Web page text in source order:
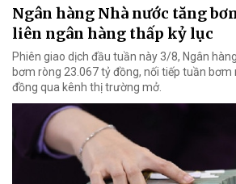
Ngân hàng Nhà nước tăng
liên ngân hàng thấp kỷ lục
Phiên giao dịch đầu tuần này 3/8, Ngân
bơm ròng 23.067 tỷ đồng, nối tiếp tuần bơm
đồng qua kênh thị trường mở.